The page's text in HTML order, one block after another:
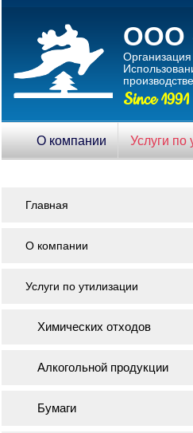
ООО
Организация
Since 1991
О компании Услуги по
Главная
О компании
Услуги по утилизации
Химических отходов
Алкогольной продукции
Бумаги